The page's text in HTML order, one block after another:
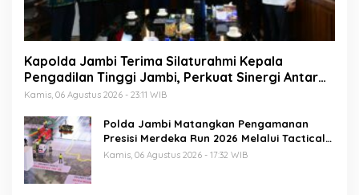
Kapolda Jambi Terima Silaturahmi Kepala
Pengadilan Tinggi Jambi, Perkuat Sinergi Antar
Lembaga Penegak Hukum
Kamis, 06 Agustus 2026 - 23:11 WIB
Polda Jambi Matangkan Pengamanan
Presisi Merdeka Run 2026 Melalui Tactical
Floor Game
Kamis, 06 Agustus 2026 - 17:32 WIB